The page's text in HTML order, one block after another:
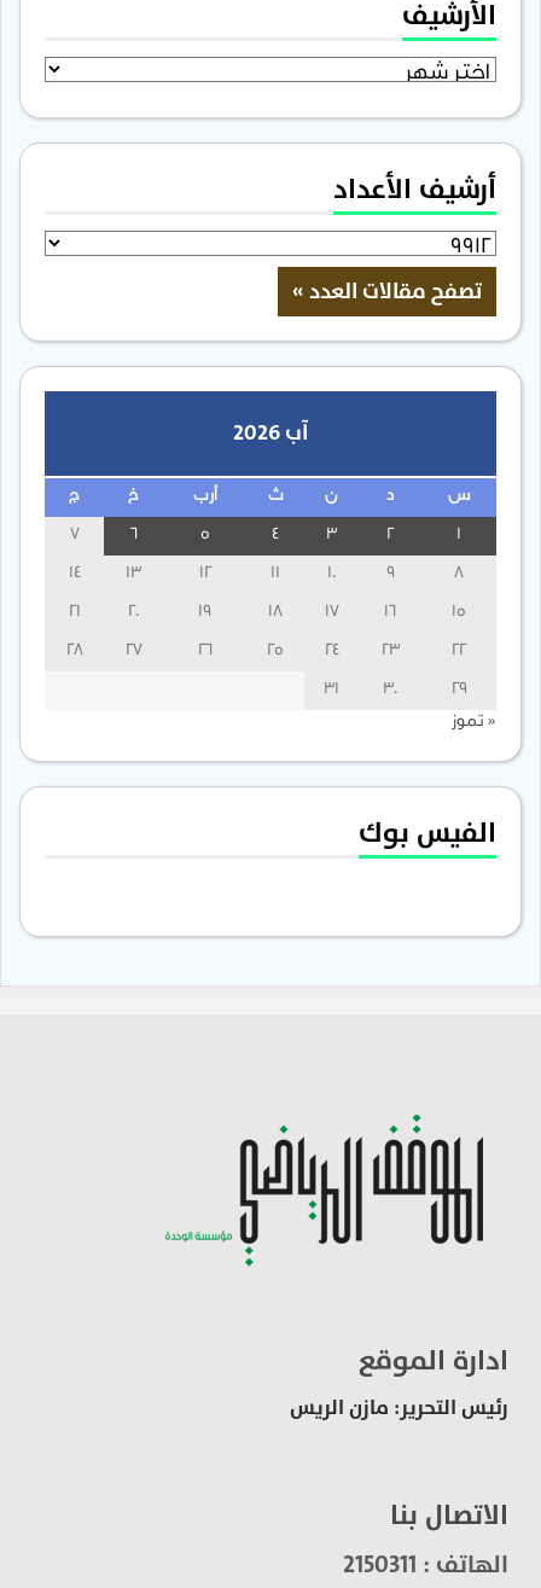
الأرشيف
الأرشيف
أرشيف الأعداد
آب 2026
س ن ث أرب خ ج
3
13
14
15
16
17
18
19
20
21
22
23
24
25
26
27
28
29
30
31
« تموز
الفيس بوك
ادارة الموقع
رئيس التحرير: مازن الريس
الاتصال بنا
الهاتف : 2150311